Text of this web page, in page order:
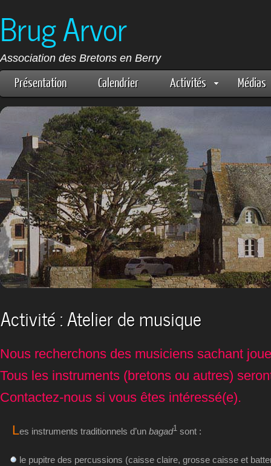
Brug Arvor
Association des Bretons en Berry
Présentation Calendrier Activités Médias
Activité : Atelier de musique
Nous recherchons des musiciens sachant
Tous les instruments (bretons ou autres)
Contactez-nous si vous êtes intéressé(e).
Les instruments traditionnels d’un bagad1 sont :
le pupitre des percussions (caisse claire, grosse caisse et